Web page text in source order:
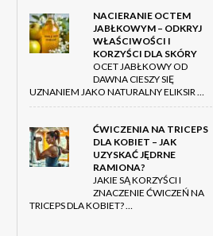
NACIERANIE OCTEM
JABŁKOWYM – ODKRYJ
WŁAŚCIWOŚCI I
KORZYŚCI DLA SKÓRY
OCET JABŁKOWY OD
DAWNA CIESZY SIĘ
UZNANIEM JAKO NATURALNY ELIKSIR …
ĆWICZENIA NA TRICEPS
DLA KOBIET – JAK
UZYSKAĆ JĘDRNE
RAMIONA?
JAKIE SĄ KORZYŚCI I
ZNACZENIE ĆWICZEŃ NA
TRICEPS DLA KOBIET? …